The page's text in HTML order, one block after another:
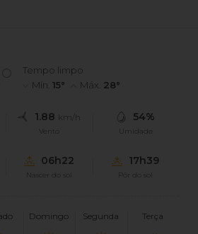
Tempo limpo
Mín. 15° Máx. 28°
1.88 km/h
Vento
54%
Umidade
06h22
Nascer do sol
17h39
Pôr do sol
Domingo Segunda Terça